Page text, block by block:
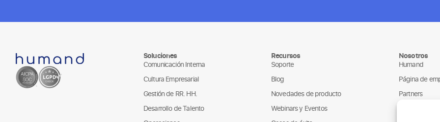
Soluciones
Comunicación Interna
Cultura Empresarial
Gestión de RR. HH.
Desarrollo de Talento
Recursos
Soporte
Blog
Novedades de producto
Webinars y Eventos
Nosotros
Humand
Página de
Partners